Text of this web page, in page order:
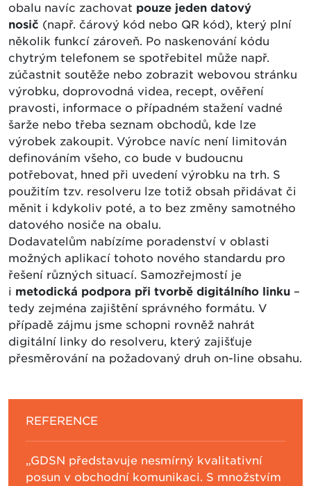
obalu navíc zachovat pouze jeden datový
nosič (např. čárový kód nebo QR kód), který plní
několik funkcí zároveň. Po naskenování kódu
chytrým telefonem se spotřebitel může např.
zúčastnit soutěže nebo zobrazit webovou stránku
výrobku, doprovodná videa, recept, ověření
pravosti, informace o případném stažení vadné
šarže nebo třeba seznam obchodů, kde lze
výrobek zakoupit. Výrobce navíc není limitován
definováním všeho, co bude v budoucnu
potřebovat, hned při uvedení výrobku na trh. S
použitím tzv. resolveru lze totiž obsah přidávat či
měnit i kdykoliv poté, a to bez změny samotného
datového nosiče na obalu.
Dodavatelům nabízíme poradenství v oblasti
možných aplikací tohoto nového standardu pro
řešení různých situací. Samozřejmostí je
i metodická podpora při tvorbě digitálního linku –
tedy zejména zajištění správného formátu. V
případě zájmu jsme schopni rovněž nahrát
digitální linky do resolveru, který zajišťuje
přesměrování na požadovaný druh on-line obsahu.
REFERENCE
„GDSN představuje nesmírný kvalitativní
posun v obchodní komunikaci. S množstvím